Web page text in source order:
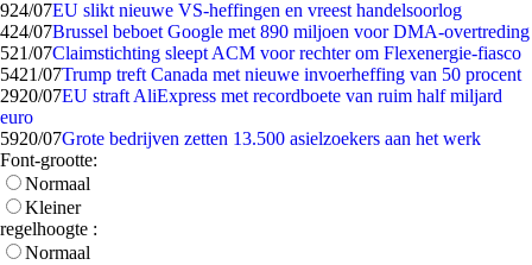
924/07EU slikt nieuwe VS-heffingen en vreest handelsoorlog
424/07Brussel beboet Google met 890 miljoen voor DMA-overtreding
521/07Claimstichting sleept ACM voor rechter om Flexenergie-fiasco
5421/07Trump treft Canada met nieuwe invoerheffing van 50 procent
2920/07EU straft AliExpress met recordboete van ruim half miljard
euro
5920/07Grote bedrijven zetten 13.500 asielzoekers aan het werk
Font-grootte:
Normaal
Kleiner
regelhoogte :
Normaal